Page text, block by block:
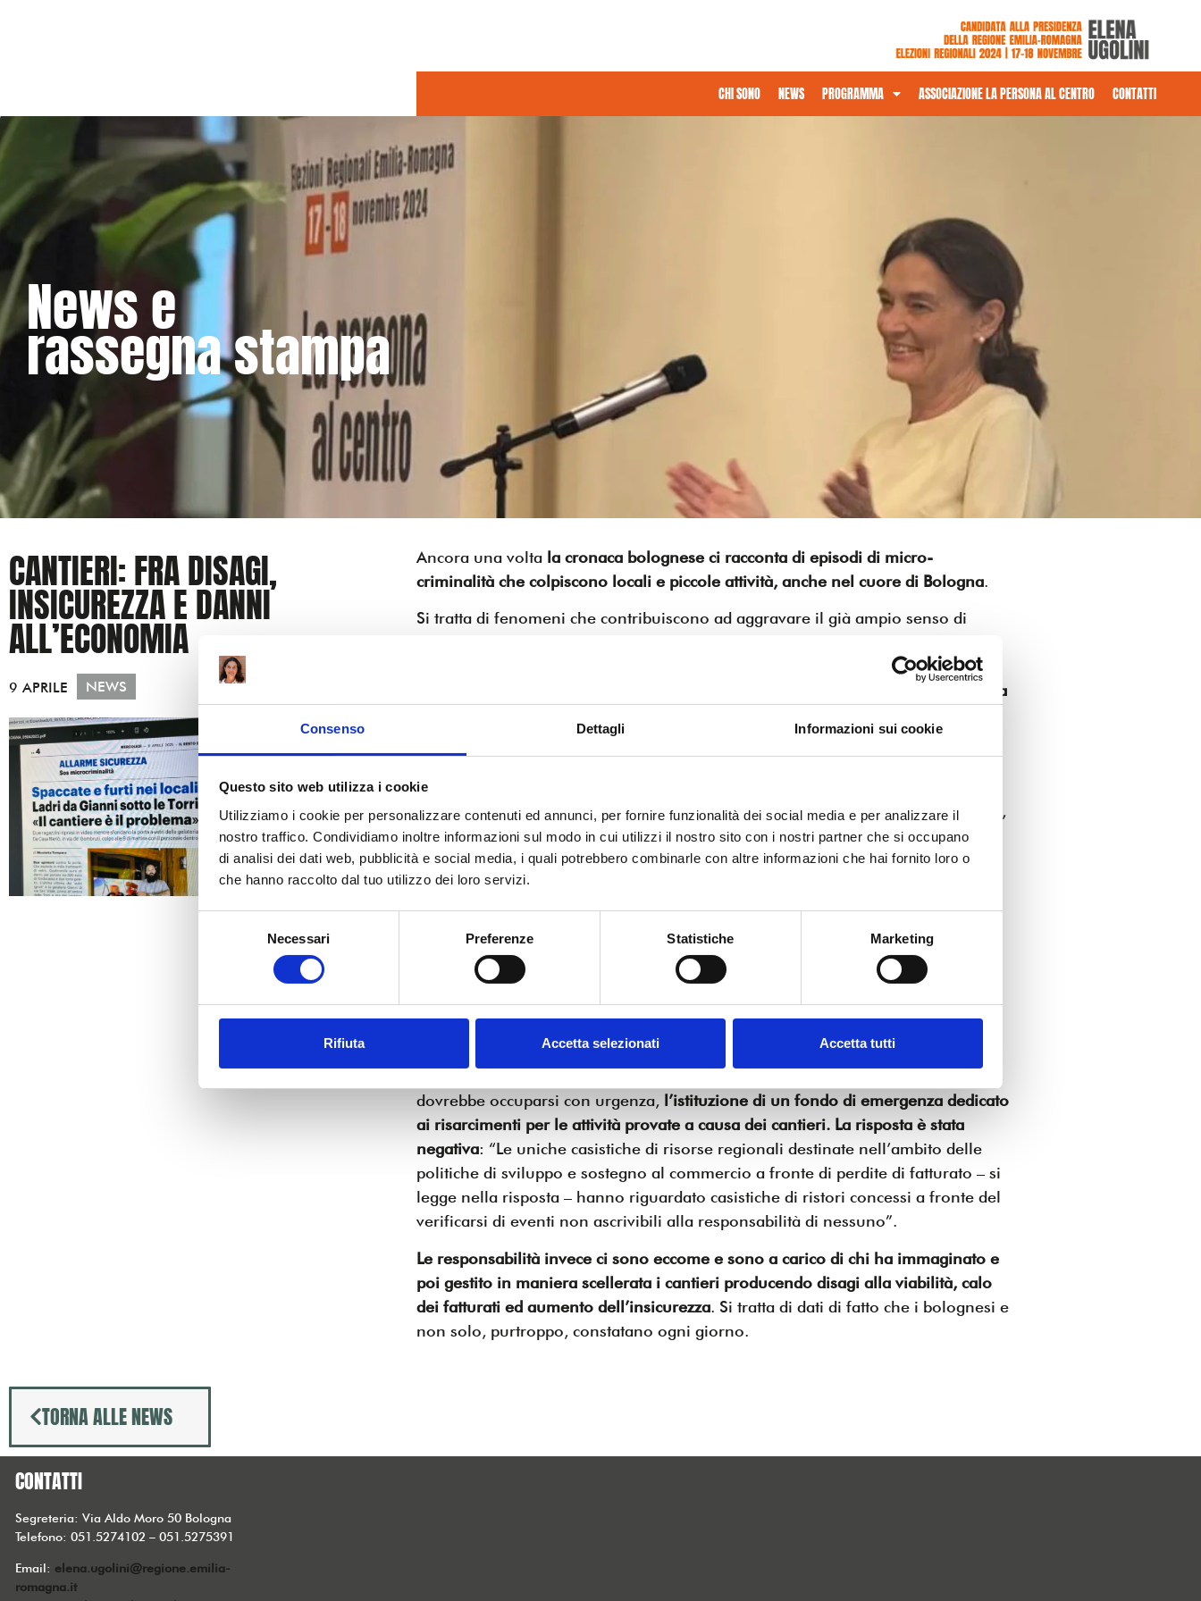
Consenso Dettagli Informazioni sui cookie
Questo sito web utilizza i cookie
Utilizziamo i cookie per personalizzare contenuti ed annunci, per fornire funzionalità dei social media e per analizzare il
nostro traffico. Condividiamo inoltre informazioni sul modo in cui utilizzi il nostro sito con i nostri partner che si occupano
di analisi dei dati web, pubblicità e social media, i quali potrebbero combinarle con altre informazioni che hai fornito loro o
che hanno raccolto dal tuo utilizzo dei loro servizi.
Necessari Preferenze Statistiche Marketing
Rifiuta Accetta selezionati Accetta tutti
CHI SONO NEWS PROGRAMMA ASSOCIAZIONE LA PERSONA AL CENTRO CONTATTI
News e
rassegna stampa
CANTIERI: FRA DISAGI,
INSICUREZZA E DANNI
ALL’ECONOMIA
9 APRILE NEWS
Ancora una volta la cronaca bolognese ci racconta di episodi di micro-
criminalità che colpiscono locali e piccole attività, anche nel cuore di Bologna.
Si tratta di fenomeni che contribuiscono ad aggravare il già ampio senso di
sotto la lente di ingrandimento, ancora una volta, sono i cantieri che ormai
caratterizzano il volto della città continuando a rendere estremamente difficile la
Quello degli atti vandalici e dei furti a danno degli esercizi commerciali, favoriti
dall’isolamento garantito dalle strutture adibite alla realizzazione dei lavori
provvisori, è un ulteriore aggravio di una situazione già precaria determinata
dalla disposizione dei cantieri, che provoca drastici cali di fatturato o, addirittura,
la chiusura delle attività per la difficoltà quando non l’impossibilità da parte
dell’utenza di raggiungere fisicamente l’esercizio commerciale.
Questa situazione va ad aggravare un quadro già non facile per la tenuta del
nostro tessuto commerciale, come rivela l’elaborazione condotta dall’Ufficio
Studi di Confcommercio Emilia-Romagna e nazionale, secondo la quale le
imprese afferenti al commercio al dettaglio dal 2012 al 2024 hanno registrato
un saldo passivo di 3803 unità (da 17299 a 13496) evidenziando un calo del
22%, al quale si sottraggono le farmacie (+84), peraltro in calo di 22 unità
telecomunicazioni (+49), anche loro in calo nell’ultimo anno di 31 unità
dovrebbe occuparsi con urgenza, l’istituzione di un fondo di emergenza dedicato
ai risarcimenti per le attività provate a causa dei cantieri. La risposta è stata
negativa: “Le uniche casistiche di risorse regionali destinate nell’ambito delle
politiche di sviluppo e sostegno al commercio a fronte di perdite di fatturato – si
legge nella risposta – hanno riguardato casistiche di ristori concessi a fronte del
verificarsi di eventi non ascrivibili alla responsabilità di nessuno”.
Le responsabilità invece ci sono eccome e sono a carico di chi ha immaginato e
poi gestito in maniera scellerata i cantieri producendo disagi alla viabilità, calo
dei fatturati ed aumento dell’insicurezza. Si tratta di dati di fatto che i bolognesi e
non solo, purtroppo, constatano ogni giorno.
TORNA ALLE NEWS
CONTATTI
Segreteria: Via Aldo Moro 50 Bologna
Telefono: 051.5274102 – 051.5275391
Email: elena.ugolini@regione.emilia-
romagna.it